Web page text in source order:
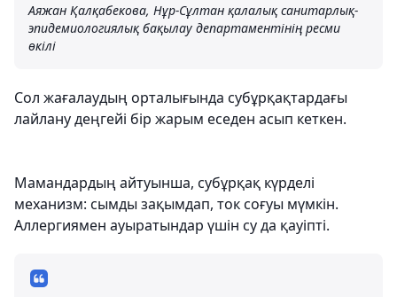
Аяжан Қалқабекова, Нұр-Сұлтан қалалық санитарлық-
эпидемиологиялық бақылау департаментінің ресми
өкілі
Сол жағалаудың орталығында субұрқақтардағы
лайлану деңгейі бір жарым еседен асып кеткен.
Мамандардың айтуынша, субұрқақ күрделі
механизм: сымды зақымдап, ток соғуы мүмкін.
Аллергиямен ауыратындар үшін су да қауіпті.